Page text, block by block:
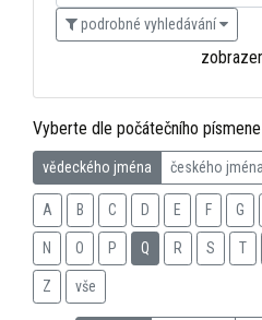
podrobné vyhledávání
Vyberte dle počátečního písmene
vědeckého jména českého jména
A B C D E F G
N O P Q R S T
Z vše